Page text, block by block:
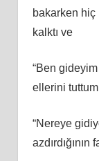
bakarken hiç
kalktı ve
“Ben
ellerini
“Nereye
azdırdığının